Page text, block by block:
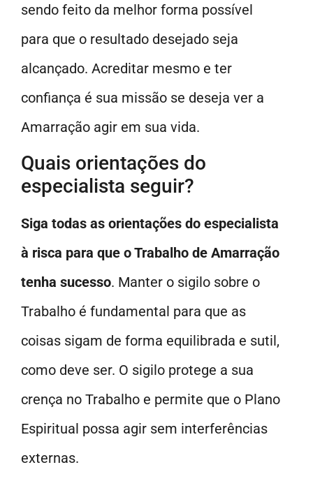
sendo feito da melhor forma possível
para que o resultado desejado seja
alcançado. Acreditar mesmo e ter
confiança é sua missão se deseja ver a
Amarração agir em sua vida.
Quais orientações do
especialista seguir?
Siga todas as orientações do especialista
à risca para que o Trabalho de Amarração
tenha sucesso. Manter o sigilo sobre o
Trabalho é fundamental para que as
coisas sigam de forma equilibrada e sutil,
como deve ser. O sigilo protege a sua
crença no Trabalho e permite que o Plano
Espiritual possa agir sem interferências
externas.